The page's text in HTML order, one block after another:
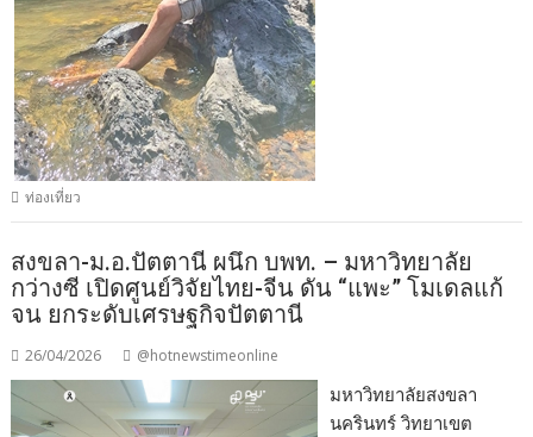
ท่องเที่ยว
สงขลา-ม.อ.ปัตตานี ผนึก บพท. – มหาวิทยาลัย
กว่างซี เปิดศูนย์วิจัยไทย-จีน ดัน “แพะ” โมเดลแก้
จน ยกระดับเศรษฐกิจปัตตานี
26/04/2026 @hotnewstimeonline
มหาวิทยาลัยสงขลา
นครินทร์ วิทยาเขต